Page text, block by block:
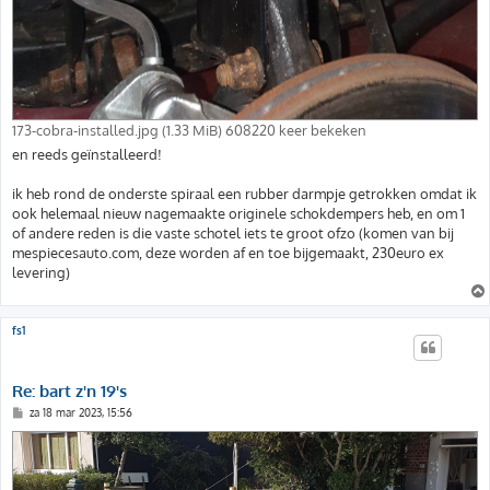
173-cobra-installed.jpg (1.33 MiB) 608220 keer bekeken
en reeds geïnstalleerd!
ik heb rond de onderste spiraal een rubber darmpje getrokken omdat ik
ook helemaal nieuw nagemaakte originele schokdempers heb, en om 1
of andere reden is die vaste schotel iets te groot ofzo (komen van bij
mespiecesauto.com, deze worden af en toe bijgemaakt, 230euro ex
levering)
fs1
Re: bart z'n 19's
B
r
c
h
za 18 mar 2023, 15:56